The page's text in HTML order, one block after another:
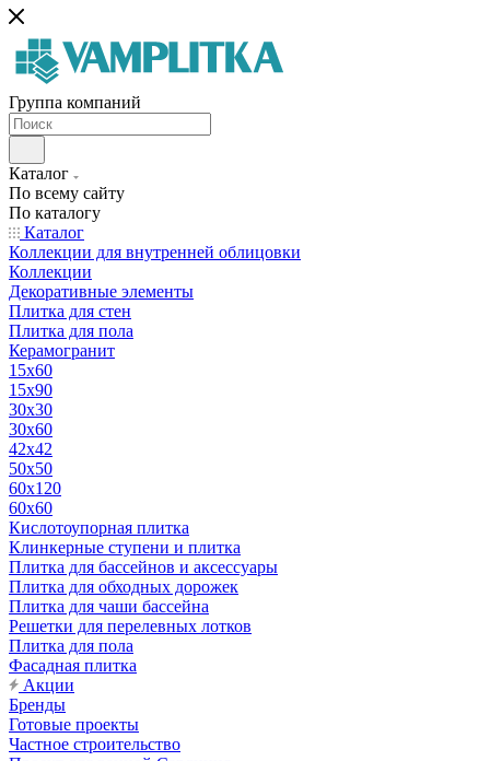
Группа компаний
Каталог
По всему сайту
По каталогу
Каталог
Коллекции для внутренней облицовки
Коллекции
Декоративные элементы
Плитка для стен
Плитка для пола
Керамогранит
15х60
15x90
30х30
30х60
42х42
50х50
60х120
60х60
Кислотоупорная плитка
Клинкерные ступени и плитка
Плитка для бассейнов и аксессуары
Плитка для обходных дорожек
Плитка для чаши бассейна
Решетки для перелевных лотков
Плитка для пола
Фасадная плитка
Акции
Бренды
Готовые проекты
Частное строительство